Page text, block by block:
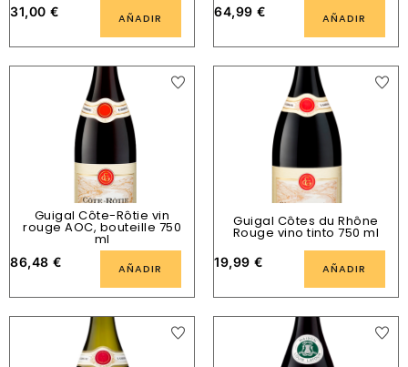
31,00 € AÑADIR 64,99 € AÑADIR
Guigal Côte-Rôtie vin
rouge AOC, bouteille 750
ml
86,48 € AÑADIR
Guigal Côtes du Rhône
Rouge vino tinto 750 ml
19,99 € AÑADIR